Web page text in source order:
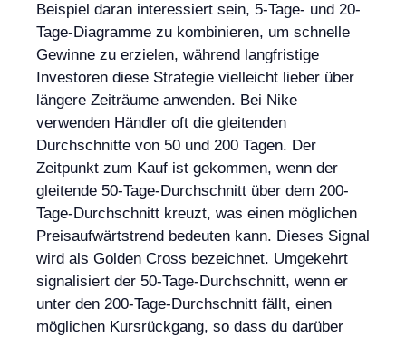
Beispiel daran interessiert sein, 5-Tage- und 20-
Tage-Diagramme zu kombinieren, um schnelle
Gewinne zu erzielen, während langfristige
Investoren diese Strategie vielleicht lieber über
längere Zeiträume anwenden. Bei Nike
verwenden Händler oft die gleitenden
Durchschnitte von 50 und 200 Tagen. Der
Zeitpunkt zum Kauf ist gekommen, wenn der
gleitende 50-Tage-Durchschnitt über dem 200-
Tage-Durchschnitt kreuzt, was einen möglichen
Preisaufwärtstrend bedeuten kann. Dieses Signal
wird als Golden Cross bezeichnet. Umgekehrt
signalisiert der 50-Tage-Durchschnitt, wenn er
unter den 200-Tage-Durchschnitt fällt, einen
möglichen Kursrückgang, so dass du darüber